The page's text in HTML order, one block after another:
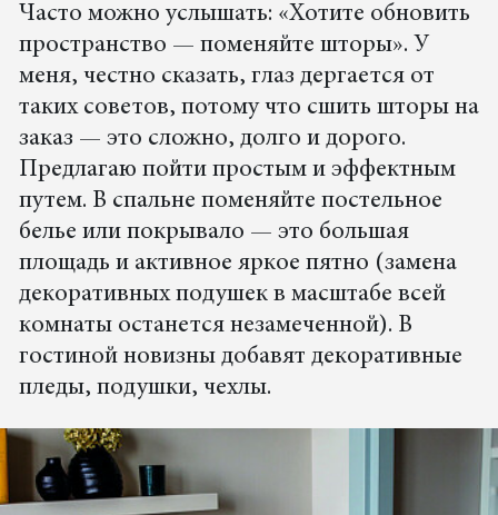
Часто можно услышать: «Хотите обновить
пространство — поменяйте шторы». У
меня, честно сказать, глаз дергается от
таких советов, потому что сшить шторы на
заказ — это сложно, долго и дорого.
Предлагаю пойти простым и эффектным
путем. В спальне поменяйте постельное
белье или покрывало — это большая
площадь и активное яркое пятно (замена
декоративных подушек в масштабе всей
комнаты останется незамеченной). В
гостиной новизны добавят декоративные
пледы, подушки, чехлы.